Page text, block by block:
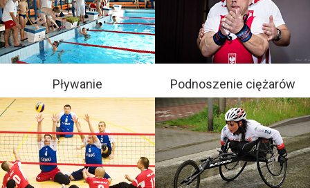
Pływanie Podnoszenie ciężarów